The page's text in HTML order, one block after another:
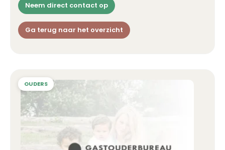
Neem direct contact op
Ga terug naar het overzicht